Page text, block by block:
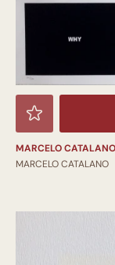
MARCELO CATALANO
MARCELO CATALANO